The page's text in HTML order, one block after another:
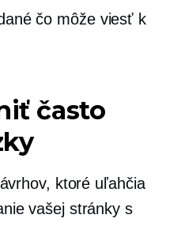
čo môže viesť k
často
ktoré uľahčia
vašej stránky s